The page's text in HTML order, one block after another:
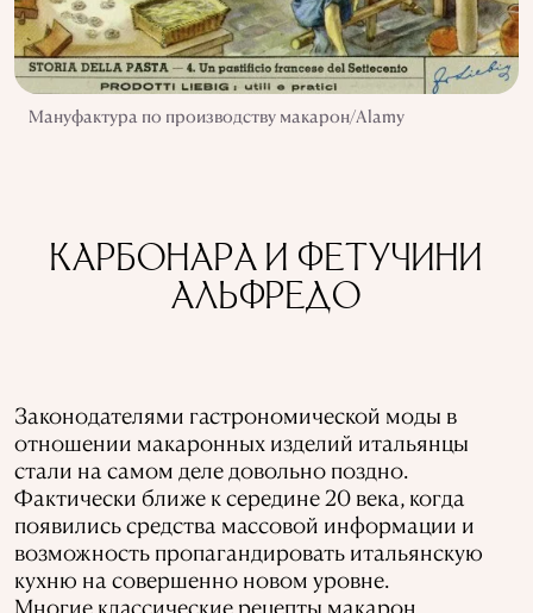
Мануфактура по производству макарон/Alamy
КАРБОНАРА И ФЕТУЧИНИ
АЛЬФРЕДО
Законодателями гастрономической моды в
отношении макаронных изделий итальянцы
стали на самом деле довольно поздно.
Фактически ближе к середине 20 века, когда
появились средства массовой информации и
возможность пропагандировать итальянскую
кухню на совершенно новом уровне.
Многие классические рецепты макарон